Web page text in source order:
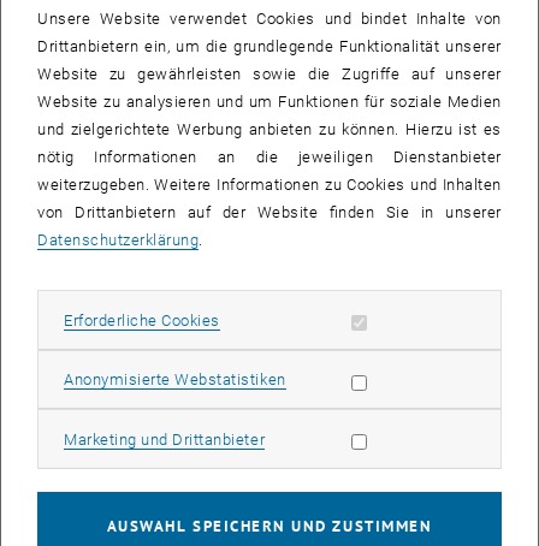
Forschungsergebnisse aus allen Bereichen der Computergraphik,
von der Visualisierung in Medizin und Wissenschaft über Virtual
Reality und Computeranimation bis zur Usability von Mensch-
Computer-Schnittstellen. Neue Schattierungsalgorithmen stehen
ebenso auf dem Programm wie verbesserte
Bildkompositionsmethoden oder geometrische
Modellierungsverfahren sowie Visualisierungs- und
Animationsverbesserungen.
Darstellung von Naturereignissen oder dem aktuellen Stand zum
Thema Graphik-Hardware. Im Rahmen des "Graphics meets
Computerspiele vorgestellt und prämiert. Posterpräsentationen und
Herbert Edelsbrunner (Duke University, USA), Reinhard Klein von der
Unsere Website verwendet Cookies und bindet Inhalte von
Drittanbietern ein, um die grundlegende Funktionalität unserer
Website zu gewährleisten sowie die Zugriffe auf unserer
Website zu analysieren und um Funktionen für soziale Medien
und zielgerichtete Werbung anbieten zu können. Hierzu ist es
nötig Informationen an die jeweiligen Dienstanbieter
weiterzugeben. Weitere Informationen zu Cookies und Inhalten
von Drittanbietern auf der Website finden Sie in unserer
Datenschutzerklärung.
Erforderliche Cookies Erforderliche Cookies zulassen
Anonymisierte WebstatistikenStatistik Cookies zulassen
Marketing und DrittanbieterMarketing Cookies zulassen
AUSWAHL SPEICHERN UND ZUSTIMMEN